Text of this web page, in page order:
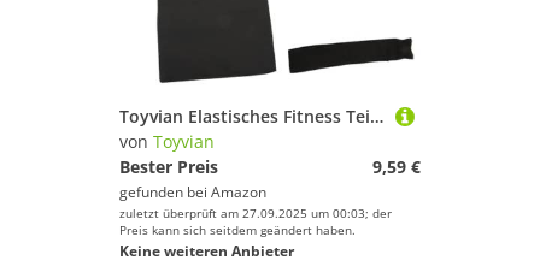
Toyvian Elastisches Fitness Teilig Widerstandsband mit Griffen Vielseitiges Trainingsseil für Yoga Krafttraining Leicht Kompakt Langlebig für Zuhause und Unterwegs
von Toyvian
Bester Preis
9,59 €
gefunden bei Amazon
zuletzt überprüft am 27.09.2025 um 00:03; der
Preis kann sich seitdem geändert haben.
Keine weiteren Anbieter